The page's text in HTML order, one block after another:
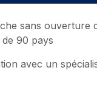
sans ouverture
90 pays
avec un